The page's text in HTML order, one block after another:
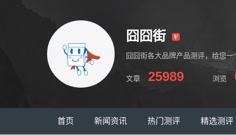
囧囧街
囧囧街各大品牌产品测评，给您一
文章 25989 浏览
首页 新闻资讯 热门测评 精选测评